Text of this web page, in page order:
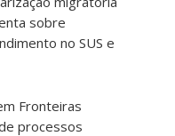
sobre
no SUS e
Fronteiras
processos